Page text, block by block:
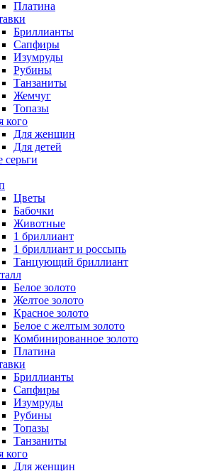
Платина
Бриллианты
Сапфиры
Изумруды
Рубины
Танзаниты
Жемчуг
Топазы
кого
Для женщин
Для детей
серьги
Цветы
Бабочки
Животные
1 бриллиант
1 бриллиант и россыпь
Танцующий бриллиант
Белое золото
Желтое золото
Красное золото
Белое с желтым золото
Комбинированное золото
Платина
Бриллианты
Сапфиры
Изумруды
Рубины
Топазы
Танзаниты
кого
Для женщин